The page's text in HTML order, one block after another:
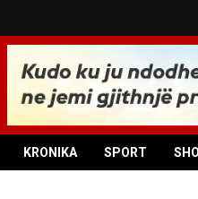
KRONIKA SPORT